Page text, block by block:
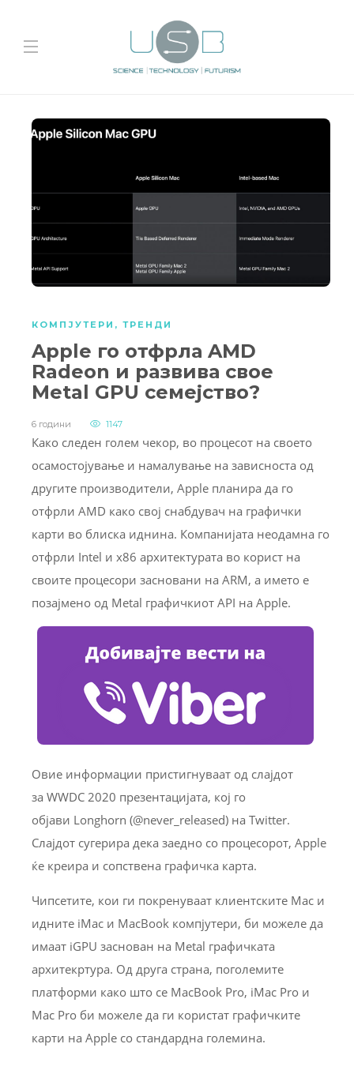
КОМПЈУТЕРИ , ТРЕНДИ
Apple го отфрла AMD
Radeon и развива свое
Metal GPU семејство?
6 години 1147
Како следен голем чекор, во процесот на своето
осамостојување и намалување на зависноста од
другите производители, Apple планира да го
отфрли AMD како свој снабдувач на графички
карти во блиска иднина. Компанијата неодамна го
отфрли Intel и x86 архитектурата во корист на
своите процесори засновани на ARM, а името е
позајмено од Metal графичкиот API на Apple.
Овие информации пристигнуваат од слајдот
за WWDC 2020 презентацијата, кој го
објави Longhorn (@never_released) на Twitter.
Слајдот сугерира дека заедно со процесорот, Apple
ќе креира и сопствена графичка карта.
Чипсетите, кои ги покренуваат клиентските Mac и
идните iMac и MacBook компјутери, би можеле да
имаат iGPU заснован на Metal графичката
архитекртура. Од друга страна, поголемите
платформи како што се MacBook Pro, iMac Pro и
Mac Pro би можеле да ги користат графичките
карти на Apple со стандардна големина.